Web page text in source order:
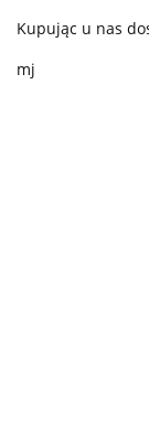
Kupując u nas
mj